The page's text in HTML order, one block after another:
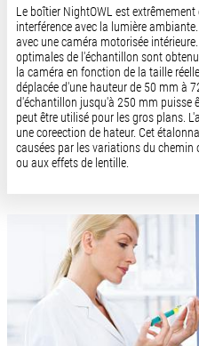
Le boîtier NightOWL est
interférence avec la lumière
avec une caméra motorisée
optimales de l'échantillon sont
la caméra en fonction de la taille
déplacée d'une hauteur de 50 mm à
d'échantillon jusqu'à 250 mm puisse
peut être utilisé pour les gros plans.
une coreection de hateur. Cet
causées par les variations du
ou aux effets de lentille.